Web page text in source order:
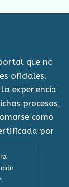
que no
oficiales.
experiencia
procesos,
como
por